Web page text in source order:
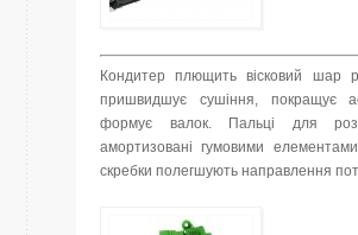
Кондитер плющить вісковий шар
пришвидшує сушіння, покращує
формує валок. Пальці для
амортизовані гумовими
скребки полегшують направлення